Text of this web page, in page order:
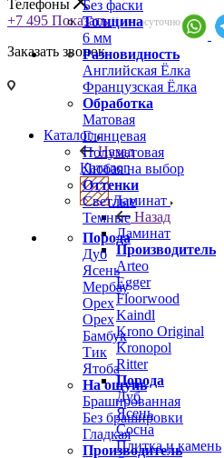
Без фаски
Толщина
6 мм
Разновидность
Английская Ёлка
Французская Ёлка
Обработка
Матовая
Глянцевая
Полуматовая
Любая на выбор
Оттенки
Светлые
Темные
Порода
Дуб
Ясень
Мербау
Орех
Орех
Бамбук
Тик
Ятоба
На ощупь
Брашированная
Без брашировки
Гладкая
Производитель
Телефоны
+7 495 Показать Круглосуточно
Заказать звонок
Каталог
Назад
Каталог
Ламинат
Назад
Ламинат
Производитель
Arteo
Egger
Floorwood
Kaindl
Krono Original
Kronopol
Ritter
Порода
Дуб
Ясень
Сосна
Плитка и камень